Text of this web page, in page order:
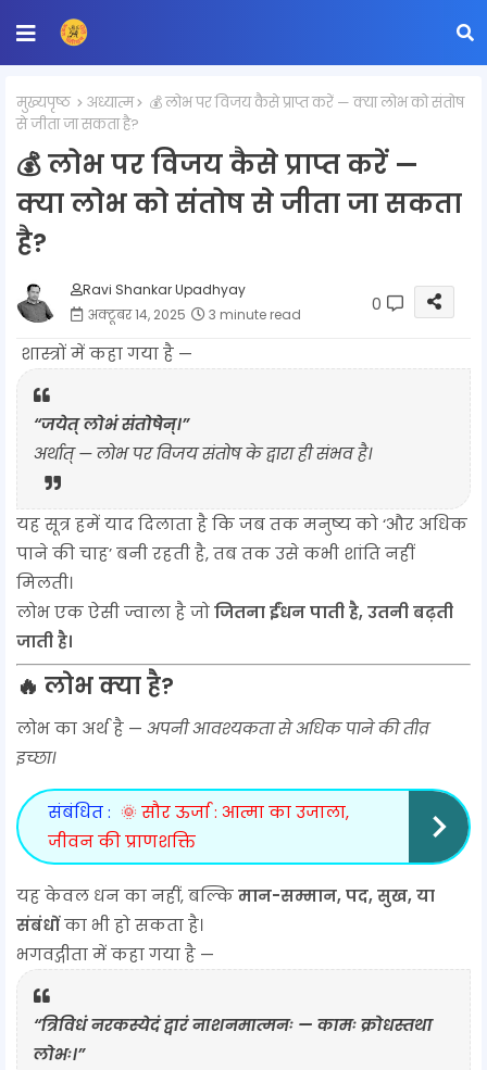
मुख्यपृष्ठ अध्यात्म
💰 लोभ पर विजय कैसे प्राप्त करें — क्या लोभ को संतोष
से जीता जा सकता है?
💰 लोभ पर विजय कैसे प्राप्त करें —
क्या लोभ को संतोष से जीता जा सकता
है?
Ravi Shankar Upadhyay
अक्टूबर 14, 2025
3 minute read 0
शास्त्रों में कहा गया है —
“जयेत् लोभं संतोषेन्।”
अर्थात् —लोभ पर विजय संतोष के द्वारा ही संभव है।
यह सूत्र हमें याद दिलाता है कि जब तक मनुष्य को ‘और अधिक
पाने की चाह’ बनी रहती है, तब तक उसे कभी शांति नहीं
मिलती।
लोभ एक ऐसी ज्वाला है जोजितना ईंधन पाती है, उतनी बढ़ती
जाती है।
🔥 लोभ क्या है?
लोभ का अर्थ है — अपनी आवश्यकता से अधिक पाने की तीव्र
इच्छा।
संबंधित : 🌞 सौर ऊर्जा : आत्मा का उजाला,
जीवन की प्राणशक्ति
यह केवल धन का नहीं, बल्किमान-सम्मान, पद, सुख, या
संबंधोंका भी हो सकता है।
भगवद्गीता में कहा गया है —
“त्रिविधं नरकस्येदं द्वारं नाशनमात्मनः — कामः क्रोधस्तथा
लोभः।”